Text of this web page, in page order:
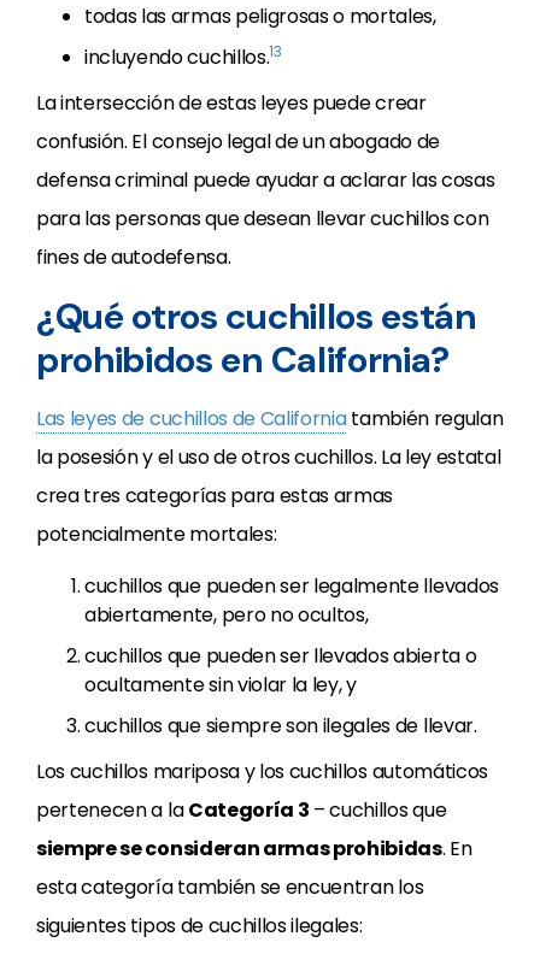
todas las armas peligrosas o mortales,
incluyendo cuchillos.13
La intersección de estas leyes puede crear
confusión. El consejo legal de un abogado de
defensa criminal puede ayudar a aclarar las cosas
para las personas que desean llevar cuchillos con
fines de autodefensa.
¿Qué otros cuchillos están
prohibidos en California?
Las leyes de cuchillos de Californiatambién regulan
la posesión y el uso de otros cuchillos. La ley estatal
crea tres categorías para estas armas
potencialmente mortales:
cuchillos que pueden ser legalmente llevados
abiertamente, pero no ocultos,
cuchillos que pueden ser llevados abierta o
ocultamente sin violar la ley, y
cuchillos que siempre son ilegales de llevar.
Los cuchillos mariposa y los cuchillos automáticos
pertenecen a laCategoría 3 – cuchillos que
siempre se consideran armas prohibidas. En
esta categoría también se encuentran los
siguientes tipos de cuchillos ilegales: